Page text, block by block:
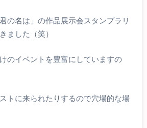
の名は」の作品展示会スタンプラリ
ました（笑）
のイベントを豊富にしていますの
トに来られたりするので穴場的な場